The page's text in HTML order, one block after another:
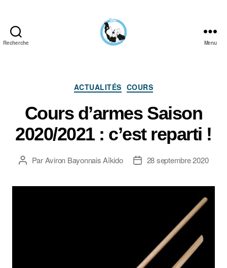
Recherche Menu
Catégories
ACTUALITÉS COURS
Cours d’armes Saison
2020/2021 : c’est reparti !
Auteur
ParAviron Bayonnais Aïkido
Date28 septembre 2020